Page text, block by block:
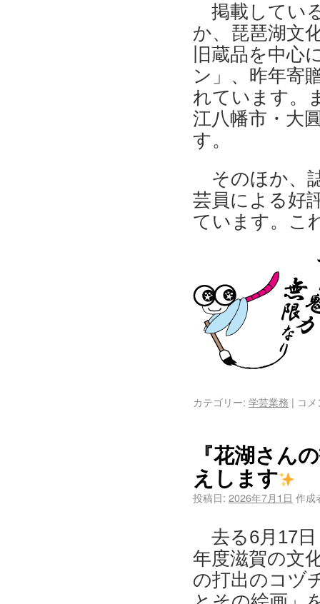
掲載してい
か、琵琶湖文
旧蔵品を中心
ン」、昨年寄
れています。
江八幡市・大
す。
そのほか、
芸員による好
ています。こ
カテゴリー: 学芸業務 | コ
『花湖さん
えします
投稿日: 2026年7月1日 作成
去る6月17日
年度滋賀の文
の打出のコヅ